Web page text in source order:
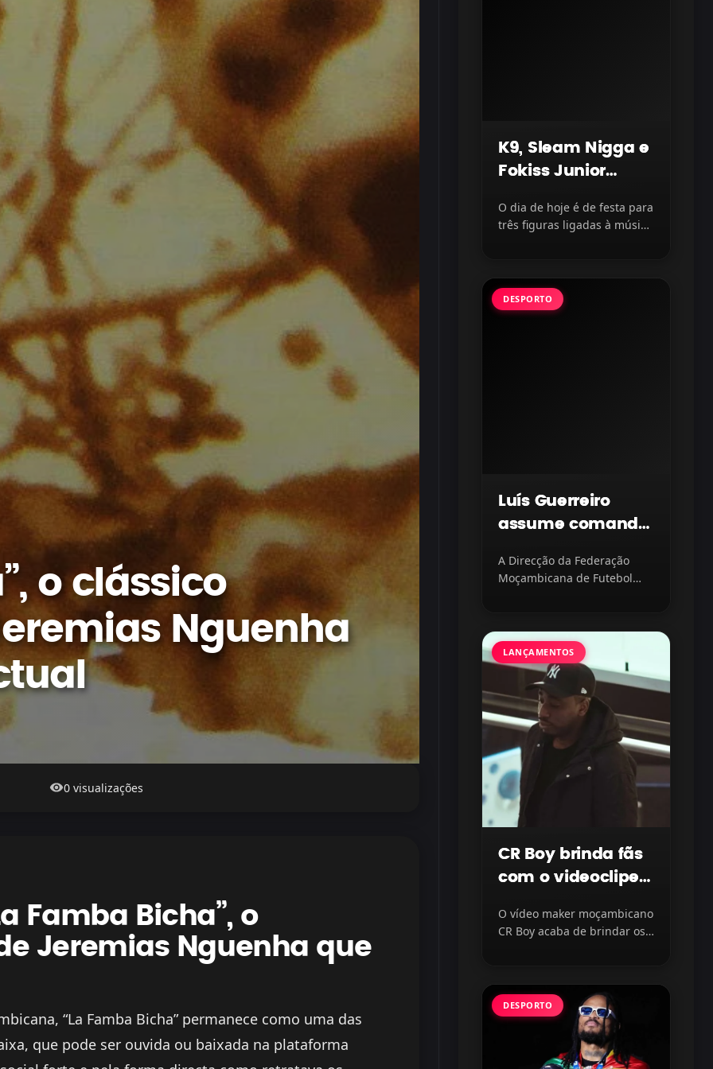
o clássico
Nguenha
0 visualizações
Famba Bicha”, o
Jeremias Nguenha que
“La Famba Bicha” permanece como uma das
que pode ser ouvida ou baixada na plataforma
K9, Sleam Nigga e
Fokiss Junior
um ano de vida
O dia de hoje é de festa para
três figuras ligadas à música
DESPORTO
Luís Guerreiro
assume comando
Sub-20 com
vista
A Direcção da Federação
Moçambicana de Futebol
LANÇAMENTOS
CR Boy brinda fãs
com o videoclipe
LayLizzy e Ian
O vídeo maker moçambicano
CR Boy acaba de brindar os
DESPORTO